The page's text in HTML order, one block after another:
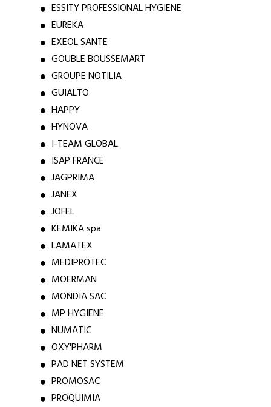
ESSITY PROFESSIONAL HYGIENE
EUREKA
EXEOL SANTE
GOUBLE BOUSSEMART
GROUPE NOTILIA
GUIALTO
HAPPY
HYNOVA
I-TEAM GLOBAL
ISAP FRANCE
JAGPRIMA
JANEX
JOFEL
KEMIKA spa
LAMATEX
MEDIPROTEC
MOERMAN
MONDIA SAC
MP HYGIENE
NUMATIC
OXY'PHARM
PAD NET SYSTEM
PROMOSAC
PROQUIMIA